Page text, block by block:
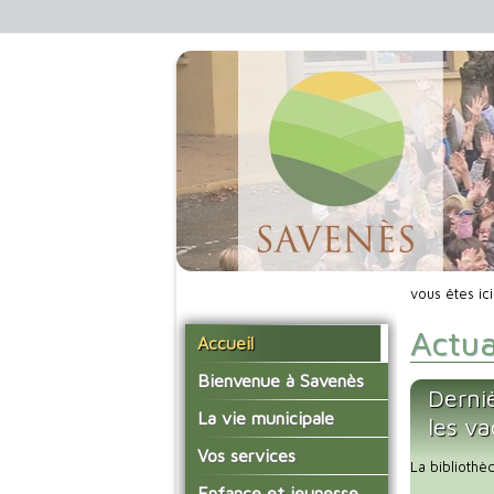
Accueil
Bienvenue à Savenès
Situer Savenès
Savenès en chiffre
L'histoire du village
La vie municipale
Vos élus
Les compte-rendus du
Vos services
La mairie
vous êtes
les
La